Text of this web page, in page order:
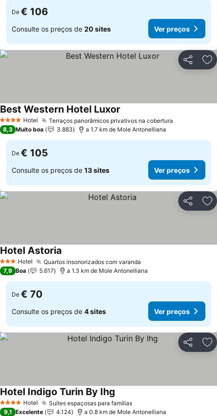
De € 106
Consulte os preços de 20 sites Ver preços
Partilhar
4 EstrelasHotel Terraços panorâmicos privativos na cobertura
Best Western Hotel Luxor
8,3 Muito boa 3.883 a 1.7 km de Mole Antonelliana
De € 105
Consulte os preços de 13 sites Ver preços
Partilhar
3 EstrelasHotel Quartos insonorizados com varanda
Hotel Astoria
7,9 Boa 5.617 a 1.3 km de Mole Antonelliana
De € 70
Consulte os preços de 4 sites Ver preços
Partilhar
4 EstrelasHotel Suítes espaçosas para famílias
Hotel Indigo Turin By Ihg
9,1 Excelente 4.124 a 0.8 km de Mole Antonelliana